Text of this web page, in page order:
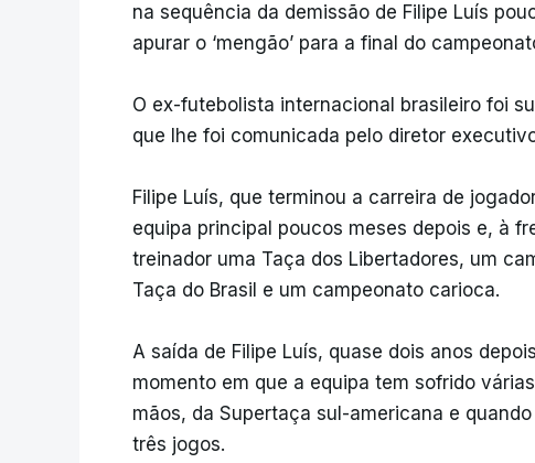
na sequência da demissão de Filipe Luís
apurar o ‘mengão’ para a final do
O ex-futebolista internacional brasileiro foi
que lhe foi comunicada pelo diretor
Filipe Luís, que terminou a carreira de
equipa principal poucos meses depois e, à
treinador uma Taça dos Libertadores, um
Taça do Brasil e um campeonato carioca.
A saída de Filipe Luís, quase dois anos
momento em que a equipa tem sofrido
mãos, da Supertaça sul-americana e
três jogos.